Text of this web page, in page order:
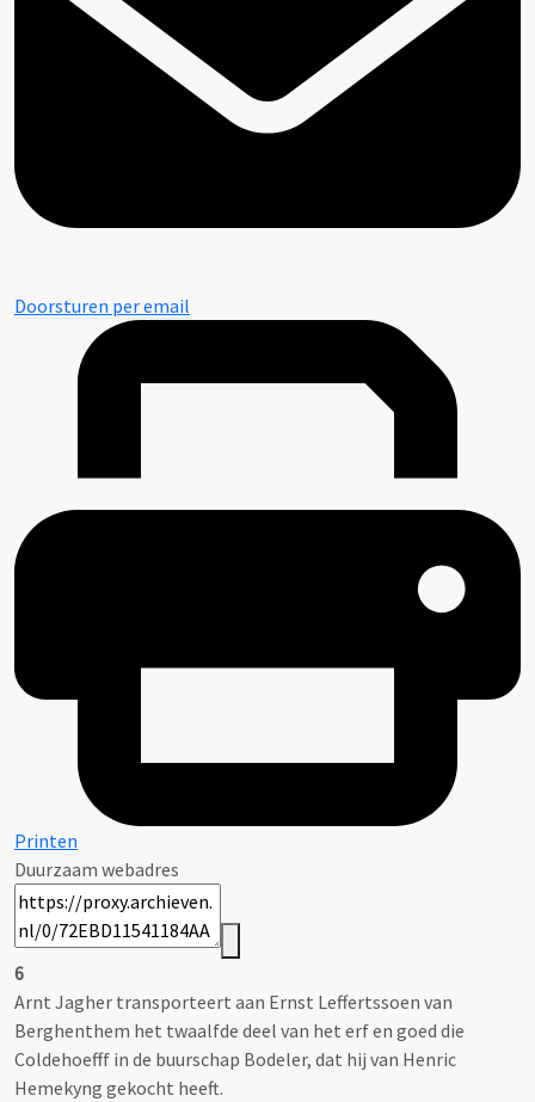
Doorsturen per email
Printen
Duurzaam webadres
6
Arnt Jagher transporteert aan Ernst Leffertssoen van
Berghenthem het twaalfde deel van het erf en goed die
Coldehoefff in de buurschap Bodeler, dat hij van Henric
Hemekyng gekocht heeft.